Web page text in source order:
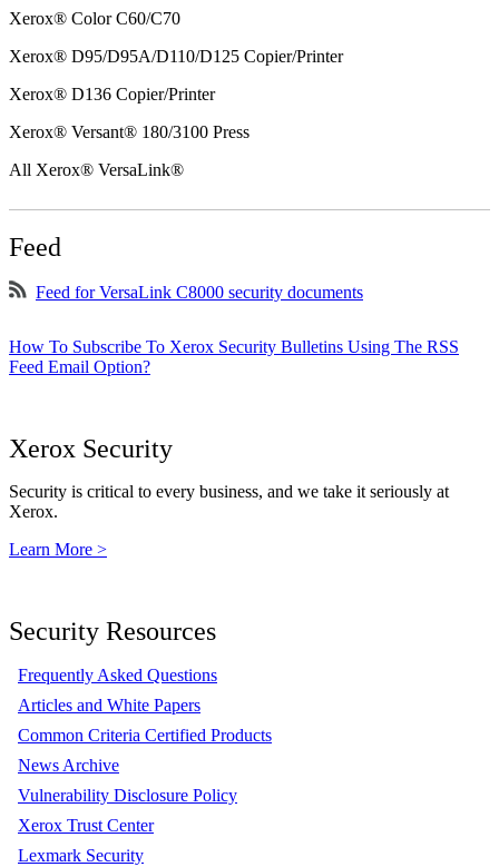
Xerox® Color C60/C70
Xerox® D95/D95A/D110/D125 Copier/Printer
Xerox® D136 Copier/Printer
Xerox® Versant® 180/3100 Press
All Xerox® VersaLink®
Feed
Feed for VersaLink C8000 security documents
How To Subscribe To Xerox Security Bulletins Using The RSS
Feed Email Option?
Xerox Security
Security is critical to every business, and we take it seriously at
Xerox.
Learn More >
Security Resources
Frequently Asked Questions
Articles and White Papers
Common Criteria Certified Products
News Archive
Vulnerability Disclosure Policy
Xerox Trust Center
Lexmark Security